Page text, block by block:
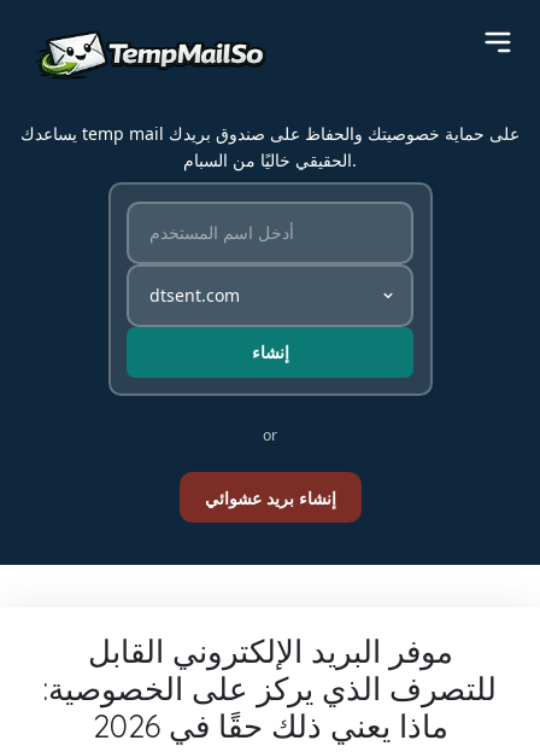
يساعدك temp mail على حماية خصوصيتك والحفاظ على صندوق بريدك
الحقيقي خاليًا من السبام.
إنشاء
or
إنشاء بريد عشوائي
موفر البريد الإلكتروني القابل
للتصرف الذي يركز على الخصوصية:
ماذا يعني ذلك حقًا في 2026